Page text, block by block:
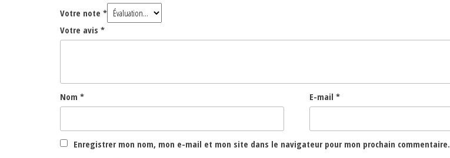
Votre note *
Votre avis *
Nom * E-mail *
Enregistrer mon nom, mon e-mail et mon site dans le navigateur pour mon prochain commentaire.